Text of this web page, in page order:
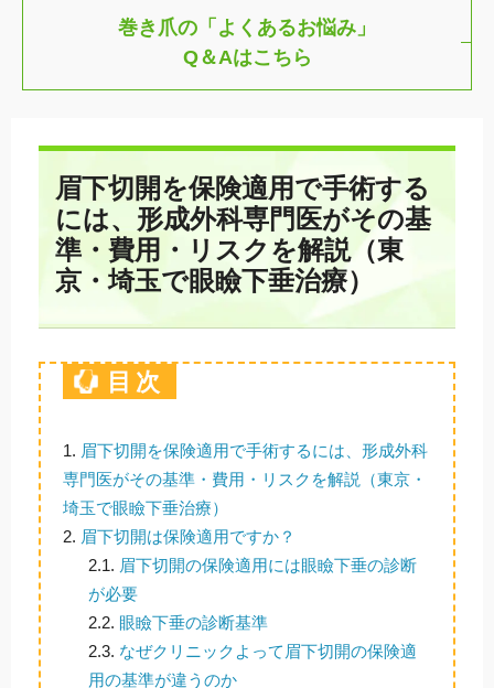
巻き爪の「よくあるお悩み」
Q＆Aはこちら
眉下切開を保険適用で手術する
には、形成外科専門医がその基
準・費用・リスクを解説（東
京・埼玉で眼瞼下垂治療）
目次
1. 眉下切開を保険適用で手術するには、形成外科
専門医がその基準・費用・リスクを解説（東京・
埼玉で眼瞼下垂治療）
2. 眉下切開は保険適用ですか？
2.1. 眉下切開の保険適用には眼瞼下垂の診断
が必要
2.2. 眼瞼下垂の診断基準
2.3. なぜクリニックよって眉下切開の保険適
用の基準が違うのか